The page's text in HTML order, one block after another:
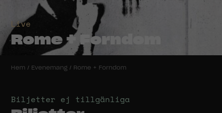
Live
Rome + Forndom
Hem / Evenemang / Rome + Forndom
Biljetter ej tillgänliga